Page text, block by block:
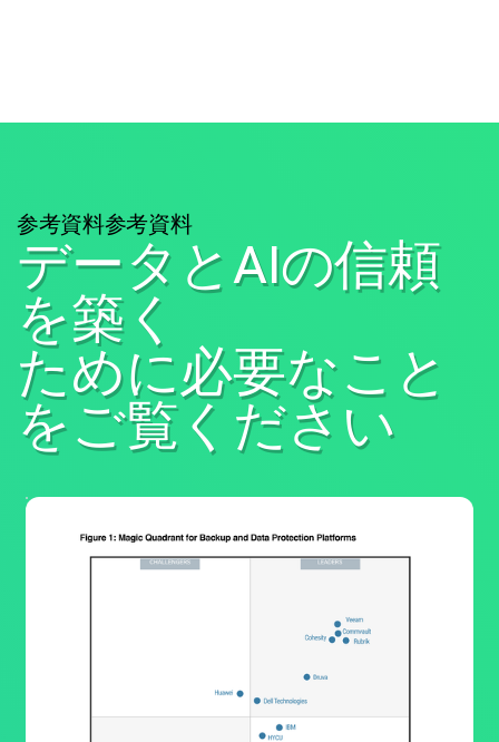
参考資料参考資料
データとAIの信頼
を築く
ために必要なこと
をご覧ください